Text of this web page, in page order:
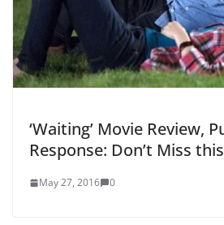
‘Waiting’ Movie Review,
Response: Don’t Miss
May 27, 2016 0